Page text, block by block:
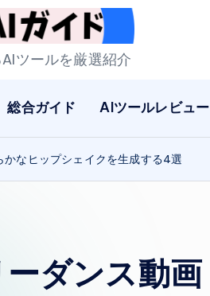
A
ガ
イ
ド
ツールを厳選紹介
総合ガイド AIツールレビュー
かなヒップシェイクを生成する4選
ダンス動画